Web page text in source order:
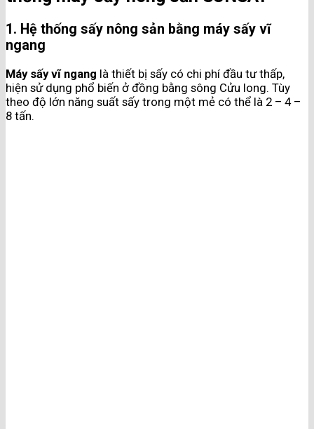
1. Hệ thống sấy nông sản bằng máy sấy vĩ
ngang
Máy sấy vĩ ngang là thiết bị sấy có chi phí đầu tư thấp,
hiện sử dụng phổ biến ở đồng bằng sông Cửu long. Tùy
theo độ lớn năng suất sấy trong một mẻ có thể là 2 – 4 –
8 tấn.